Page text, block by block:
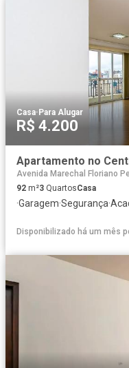
Casa·Para Alugar
R$ 4.200
Avenida Marechal Floriano
92 m²3 QuartosCasa
·Garagem·Segurança·
Disponibilizado há um mês